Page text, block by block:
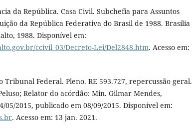
da República. Casa Civil. Subchefia para Assuntos
da República Federativa do Brasil de 1988. Brasília
1988. Disponível em:
ccivil_03/Decreto-Lei/Del2848.htm. Acesso em:
Tribunal Federal. Pleno. RE 593.727, repercussão geral.
Relator do acórdão: Min. Gilmar Mendes,
05/2015, publicado em 08/09/2015. Disponível em:
. Acesso em: 13 jan. 2021.